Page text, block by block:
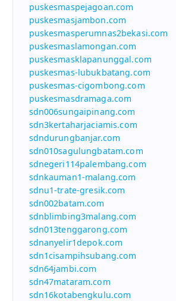
puskesmaspejagoan.com
puskesmasjambon.com
puskesmasperumnas2bekasi.com
puskesmaslamongan.com
puskesmasklapanunggal.com
puskesmas-lubukbatang.com
puskesmas-cigombong.com
puskesmasdramaga.com
sdn006sungaipinang.com
sdn3kertaharjaciamis.com
sdndurungbanjar.com
sdn010sagulungbatam.com
sdnegeri114palembang.com
sdnkauman1-malang.com
sdnu1-trate-gresik.com
sdn002batam.com
sdnblimbing3malang.com
sdn013tenggarong.com
sdnanyelir1depok.com
sdn1cisampihsubang.com
sdn64jambi.com
sdn47mataram.com
sdn16kotabengkulu.com